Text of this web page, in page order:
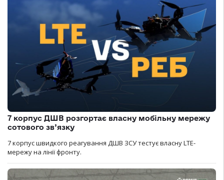
7 корпус ДШВ розгортає власну мобільну мережу
сотового зв’язку
7 корпус швидкого реагування ДШВ ЗСУ тестує власну LTE-
мережу на лінії фронту.